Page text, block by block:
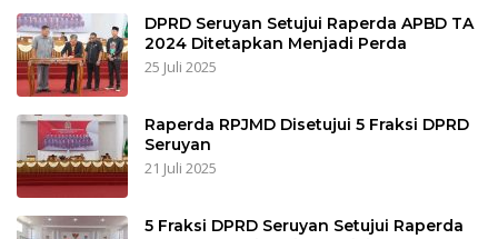
DPRD Seruyan Setujui Raperda APBD TA
2024 Ditetapkan Menjadi Perda
25 Juli 2025
Raperda RPJMD Disetujui 5 Fraksi DPRD
Seruyan
21 Juli 2025
5 Fraksi DPRD Seruyan Setujui Raperda